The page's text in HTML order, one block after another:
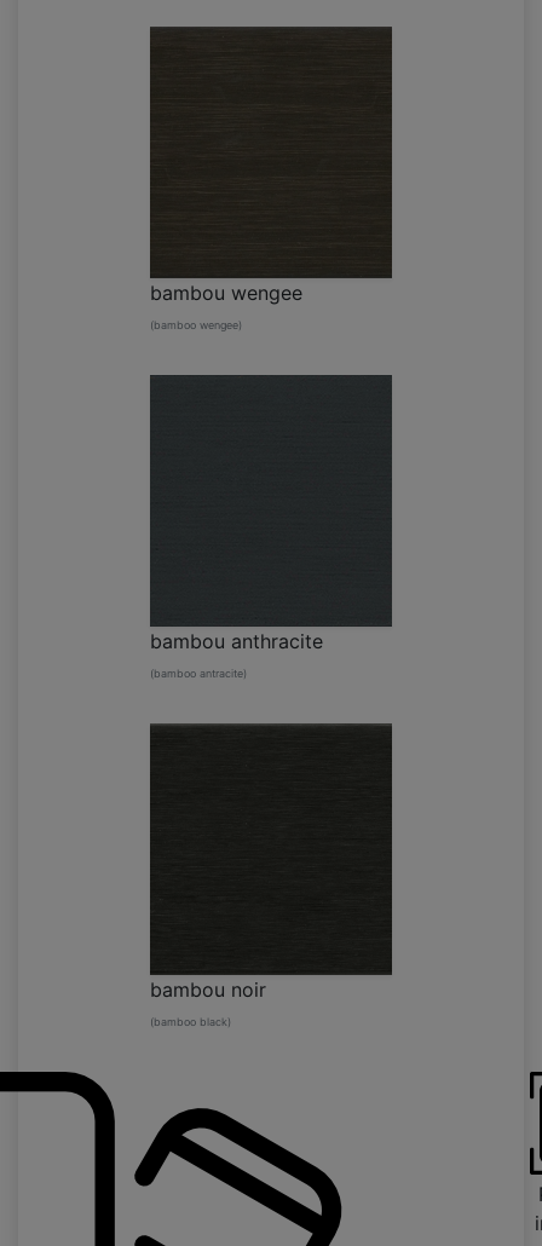
bambou wengee
(bamboo wengee)
bambou anthracite
(bamboo antracite)
bambou noir
(bamboo black)